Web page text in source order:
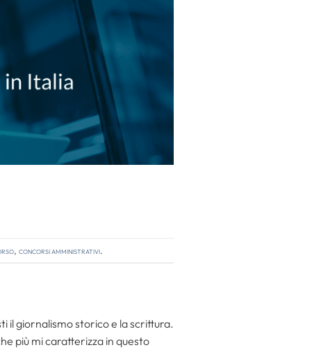
, concorsi amministrativi.
il giornalismo storico e la scrittura.
più mi caratterizza in questo